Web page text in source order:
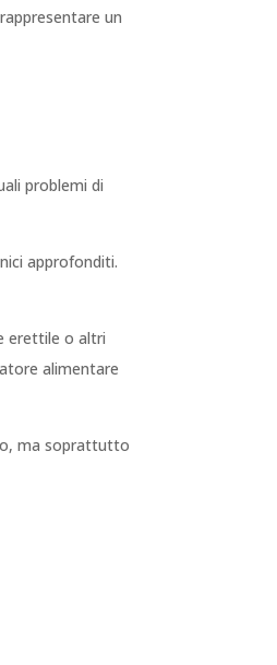
un
problemi di
approfonditi.
erettile o altri
alimentare
ma soprattutto